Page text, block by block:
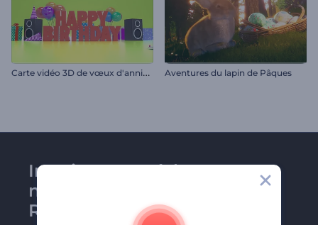
C
arte vidéo 3D de vœux d'anniversaire Aventures du lapin de Pâques
Inscrivez-vous à la
newsletter de
Renderforest